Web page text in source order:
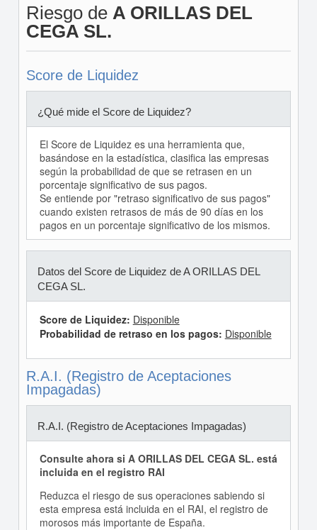
Riesgo de A ORILLAS DEL
CEGA SL.
Score de Liquidez
¿Qué mide el Score de Liquidez?
El Score de Liquidez es una herramienta que,
basándose en la estadística, clasifica las empresas
según la probabilidad de que se retrasen en un
porcentaje significativo de sus pagos.
Se entiende por "retraso significativo de sus pagos"
cuando existen retrasos de más de 90 días en los
pagos en un porcentaje significativo de los mismos.
Datos del Score de Liquidez de A ORILLAS DEL
CEGA SL.
Score de Liquidez: Disponible
Probabilidad de retraso en los pagos: Disponible
R.A.I. (Registro de Aceptaciones
Impagadas)
R.A.I. (Registro de Aceptaciones Impagadas)
Consulte ahora si A ORILLAS DEL CEGA SL. está
incluida en el registro RAI
Reduzca el riesgo de sus operaciones sabiendo si
esta empresa está incluida en el RAI, el registro de
morosos más importante de España.